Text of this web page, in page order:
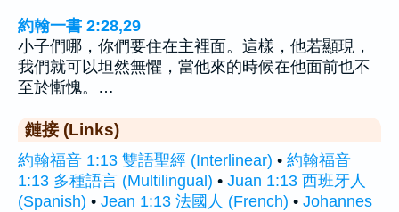
約翰一書 2:28,29
小子們哪，你們要住在主裡面。這樣，他若顯現，
我們就可以坦然無懼，當他來的時候在他面前也不
至於慚愧。…
鏈接 (Links)
約翰福音 1:13 雙語聖經 (Interlinear) • 約翰福音
1:13 多種語言 (Multilingual) • Juan 1:13 西班牙人
(Spanish) • Jean 1:13 法國人 (French) • Johannes